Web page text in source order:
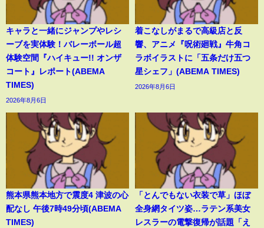
キャラと一緒にジャンプやレシ
ーブを実体験！バレーボール超
体験空間『ハイキュー!! オンザ
コート』レポート(ABEMA
TIMES)
2026年8月6日
着こなしがまるで高級店と反
響、アニメ『呪術廻戦』牛角コ
ラボイラストに「五条だけ五つ
星シェフ」(ABEMA TIMES)
2026年8月6日
熊本県熊本地方で震度4 津波の心
配なし 午後7時49分頃(ABEMA
TIMES)
「とんでもない衣装で草」ほぼ
全身網タイツ姿…ラテン系美女
レスラーの電撃復帰が話題「え